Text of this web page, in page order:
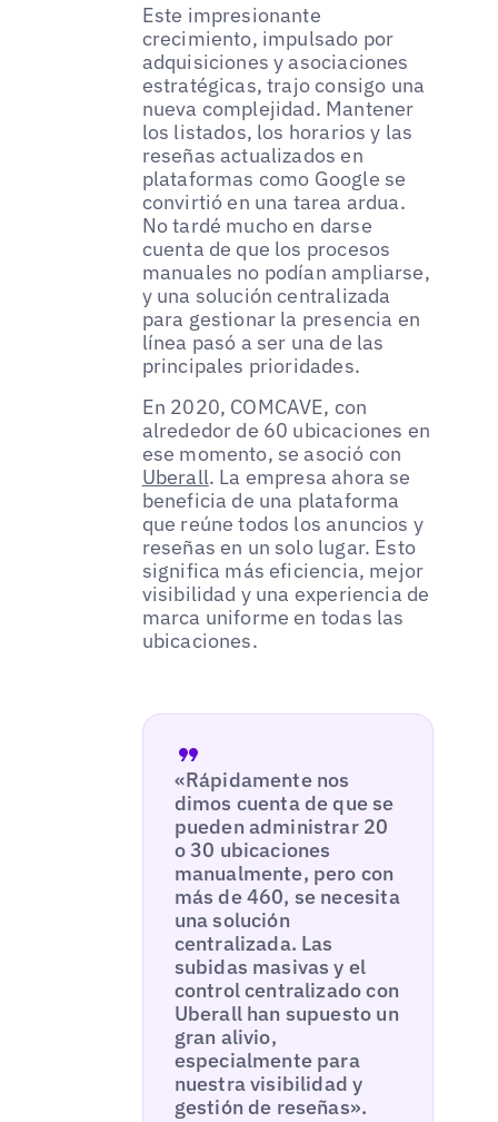
Este impresionante
crecimiento, impulsado por
adquisiciones y asociaciones
estratégicas, trajo consigo una
nueva complejidad. Mantener
los listados, los horarios y las
reseñas actualizados en
plataformas como Google se
convirtió en una tarea ardua.
No tardé mucho en darse
cuenta de que los procesos
manuales no podían ampliarse,
y una solución centralizada
para gestionar la presencia en
línea pasó a ser una de las
principales prioridades.
En 2020, COMCAVE, con
alrededor de 60 ubicaciones en
ese momento, se asoció con
Uberall. La empresa ahora se
beneficia de una plataforma
que reúne todos los anuncios y
reseñas en un solo lugar. Esto
significa más eficiencia, mejor
visibilidad y una experiencia de
marca uniforme en todas las
ubicaciones.
«Rápidamente nos
dimos cuenta de que se
pueden administrar 20
o 30 ubicaciones
manualmente, pero con
más de 460, se necesita
una solución
centralizada. Las
subidas masivas y el
control centralizado con
Uberall han supuesto un
gran alivio,
especialmente para
nuestra visibilidad y
gestión de reseñas».